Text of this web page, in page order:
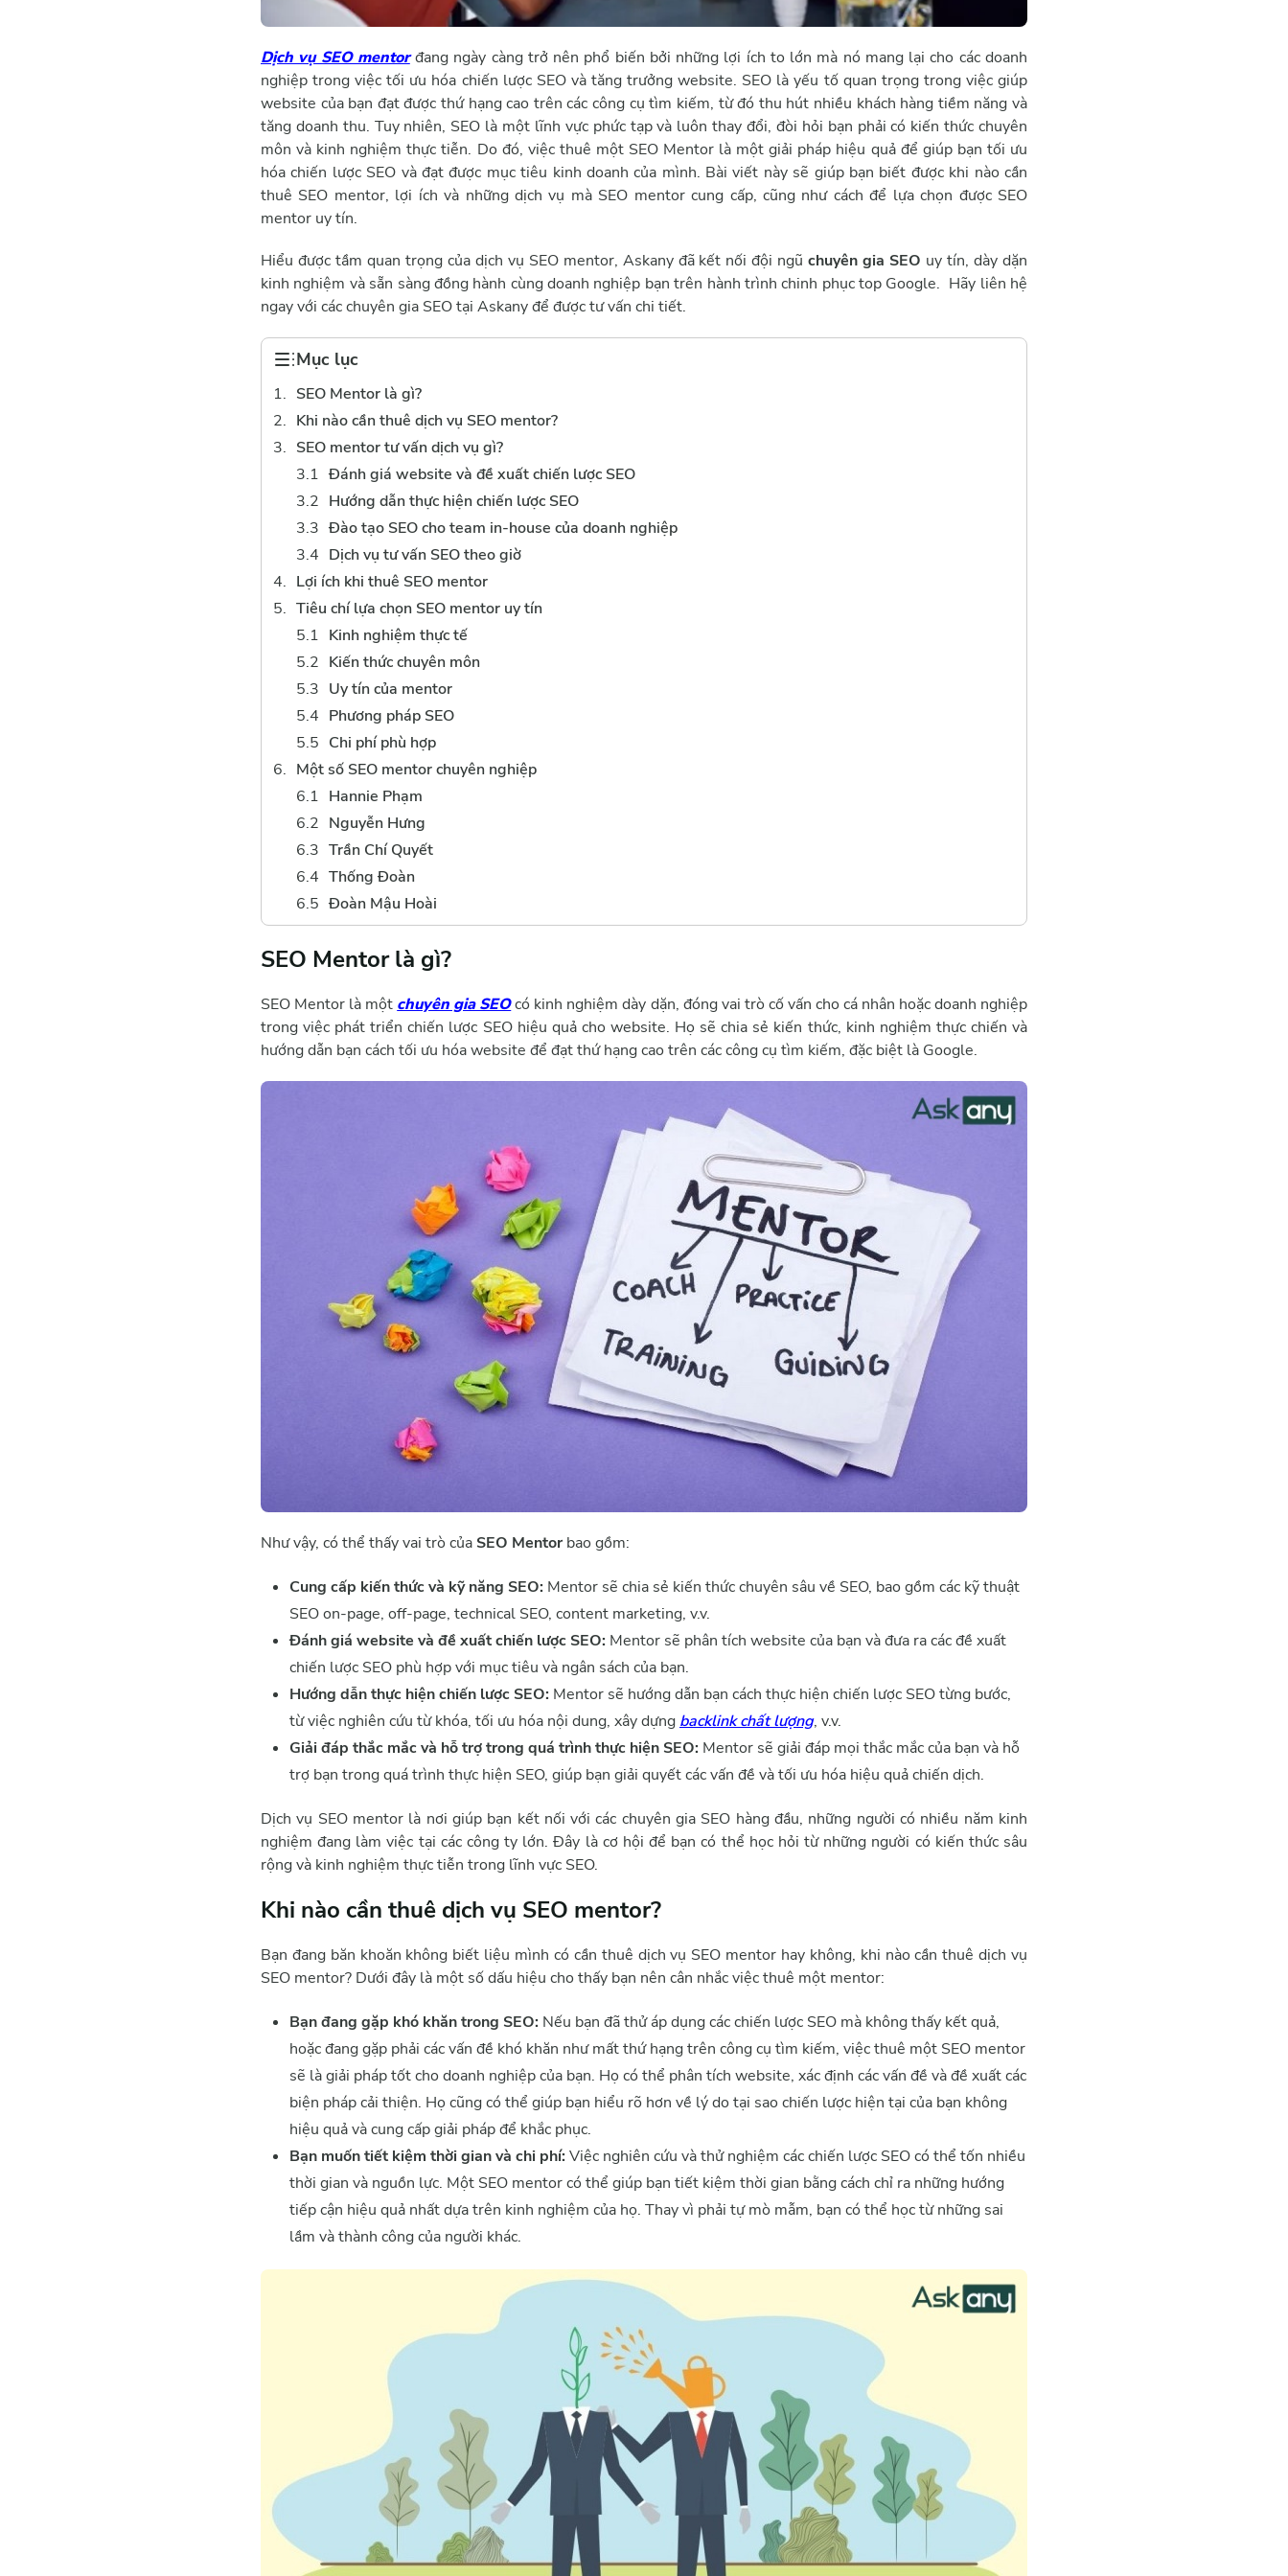
Dịch vụ SEO mentorđang ngày càng trở nên phổ biến bởi những lợi ích to lớn mà nó mang lại cho các doanh
nghiệp trong việc tối ưu hóa chiến lược SEO và tăng trưởng website. SEO là yếu tố quan trọng trong việc giúp
website của bạn đạt được thứ hạng cao trên các công cụ tìm kiếm, từ đó thu hút nhiều khách hàng tiềm năng và
tăng doanh thu. Tuy nhiên, SEO là một lĩnh vực phức tạp và luôn thay đổi, đòi hỏi bạn phải có kiến thức chuyên
môn và kinh nghiệm thực tiễn. Do đó, việc thuê một SEO Mentor là một giải pháp hiệu quả để giúp bạn tối ưu
hóa chiến lược SEO và đạt được mục tiêu kinh doanh của mình. Bài viết này sẽ giúp bạn biết được khi nào cần
thuê SEO mentor, lợi ích và những dịch vụ mà SEO mentor cung cấp, cũng như cách để lựa chọn được SEO
mentor uy tín.
Hiểu được tầm quan trọng của dịch vụ SEO mentor, Askany đã kết nối đội ngũchuyên gia SEO uy tín, dày dặn
kinh nghiệm và sẵn sàng đồng hành cùng doanh nghiệp bạn trên hành trình chinh phục top Google. Hãy liên hệ
ngay với các chuyên gia SEO tại Askany để được tư vấn chi tiết.
Mục lục
SEO Mentor là gì?
Khi nào cần thuê dịch vụ SEO mentor?
SEO mentor tư vấn dịch vụ gì?
Đánh giá website và đề xuất chiến lược SEO
Hướng dẫn thực hiện chiến lược SEO
Đào tạo SEO cho team in-house của doanh nghiệp
Dịch vụ tư vấn SEO theo giờ
Lợi ích khi thuê SEO mentor
Tiêu chí lựa chọn SEO mentor uy tín
Kinh nghiệm thực tế
Kiến thức chuyên môn
Uy tín của mentor
Phương pháp SEO
Chi phí phù hợp
Một số SEO mentor chuyên nghiệp
Hannie Phạm
Nguyễn Hưng
Trần Chí Quyết
Thống Đoàn
Đoàn Mậu Hoài
SEO Mentor là gì?
SEO Mentor là một chuyên gia SEOcó kinh nghiệm dày dặn, đóng vai trò cố vấn cho cá nhân hoặc doanh nghiệp
trong việc phát triển chiến lược SEO hiệu quả cho website. Họ sẽ chia sẻ kiến thức, kinh nghiệm thực chiến và
hướng dẫn bạn cách tối ưu hóa website để đạt thứ hạng cao trên các công cụ tìm kiếm, đặc biệt là Google.
Như vậy, có thể thấy vai trò của SEO Mentor bao gồm:
Cung cấp kiến thức và kỹ năng SEO: Mentor sẽ chia sẻ kiến thức chuyên sâu về SEO, bao gồm các kỹ thuật
SEO on-page, off-page, technical SEO, content marketing, v.v.
Đánh giá website và đề xuất chiến lược SEO: Mentor sẽ phân tích website của bạn và đưa ra các đề xuất
chiến lược SEO phù hợp với mục tiêu và ngân sách của bạn.
Hướng dẫn thực hiện chiến lược SEO: Mentor sẽ hướng dẫn bạn cách thực hiện chiến lược SEO từng bước,
từ việc nghiên cứu từ khóa, tối ưu hóa nội dung, xây dựng backlink chất lượng, v.v.
Giải đáp thắc mắc và hỗ trợ trong quá trình thực hiện SEO: Mentor sẽ giải đáp mọi thắc mắc của bạn và hỗ
trợ bạn trong quá trình thực hiện SEO, giúp bạn giải quyết các vấn đề và tối ưu hóa hiệu quả chiến dịch.
Dịch vụ SEO mentor là nơi giúp bạn kết nối với các chuyên gia SEO hàng đầu, những người có nhiều năm kinh
nghiệm đang làm việc tại các công ty lớn. Đây là cơ hội để bạn có thể học hỏi từ những người có kiến thức sâu
rộng và kinh nghiệm thực tiễn trong lĩnh vực SEO.
Khi nào cần thuê dịch vụ SEO mentor?
Bạn đang băn khoăn không biết liệu mình có cần thuê dịch vụ SEO mentor hay không, khi nào cần thuê dịch vụ
SEO mentor? Dưới đây là một số dấu hiệu cho thấy bạn nên cân nhắc việc thuê một mentor:
Bạn đang gặp khó khăn trong SEO: Nếu bạn đã thử áp dụng các chiến lược SEO mà không thấy kết quả,
hoặc đang gặp phải các vấn đề khó khăn như mất thứ hạng trên công cụ tìm kiếm, việc thuê một SEO mentor
sẽ là giải pháp tốt cho doanh nghiệp của bạn. Họ có thể phân tích website, xác định các vấn đề và đề xuất các
biện pháp cải thiện. Họ cũng có thể giúp bạn hiểu rõ hơn về lý do tại sao chiến lược hiện tại của bạn không
hiệu quả và cung cấp giải pháp để khắc phục.
Bạn muốn tiết kiệm thời gian và chi phí: Việc nghiên cứu và thử nghiệm các chiến lược SEO có thể tốn nhiều
thời gian và nguồn lực. Một SEO mentor có thể giúp bạn tiết kiệm thời gian bằng cách chỉ ra những hướng
tiếp cận hiệu quả nhất dựa trên kinh nghiệm của họ. Thay vì phải tự mò mẫm, bạn có thể học từ những sai
lầm và thành công của người khác.